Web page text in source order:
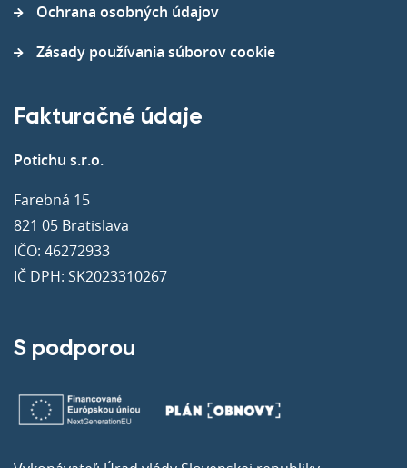
Ochrana osobných údajov
Zásady používania súborov cookie
Fakturačné údaje
Potichu s.r.o.
Farebná 15
821 05 Bratislava
IČO: 46272933
IČ DPH: SK2023310267
S podporou